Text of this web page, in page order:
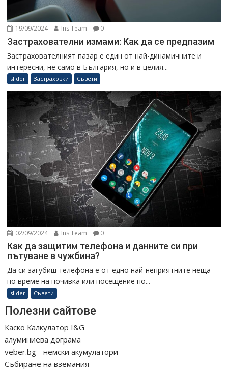
19/09/2024 Ins Team 0
Застрахователни измами: Как да се предпазим
Застрахователният пазар е един от най-динамичните и
интересни, не само в България, но и в целия...
slider Застраховки Съвети
02/09/2024 Ins Team 0
Как да защитим телефона и данните си при
пътуване в чужбина?
Да си загубиш телефона е от едно най-неприятните неща
по време на почивка или посещение по...
slider Съвети
Полезни сайтове
Каско Калкулатор I&G
алуминиева дограма
veber.bg - немски акумулатори
Събиране на вземания